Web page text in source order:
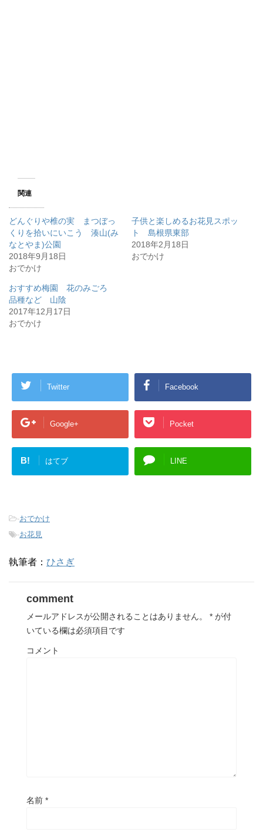
関連
どんぐりや椎の実 まつぼっ
くりを拾いにいこう 湊山(み
なとやま)公園
2018年9月18日
おでかけ
子供と楽しめるお花見スポッ
ト 島根県東部
2018年2月18日
おでかけ
おすすめ梅園 花のみごろ
品種など 山陰
2017年12月17日
おでかけ
Twitter Facebook
Google+ Pocket
B! はてブ LINE
-おでかけ
-お花見
執筆者： ひさぎ
comment
メールアドレスが公開されることはありません。 * が付
いている欄は必須項目です
コメント
名前 *